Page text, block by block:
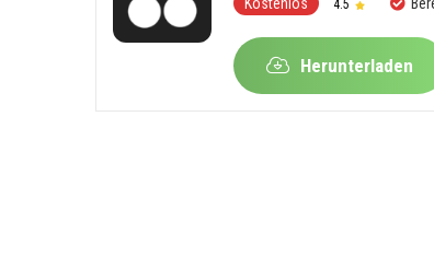
4.5
Herunterladen